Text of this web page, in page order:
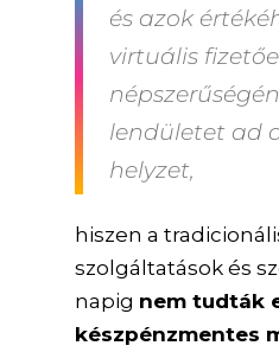
és azok
virtuális
lendületet ad
helyzet,
hiszen a
szolgáltatások és
napig nem tudták
készpénzmentes